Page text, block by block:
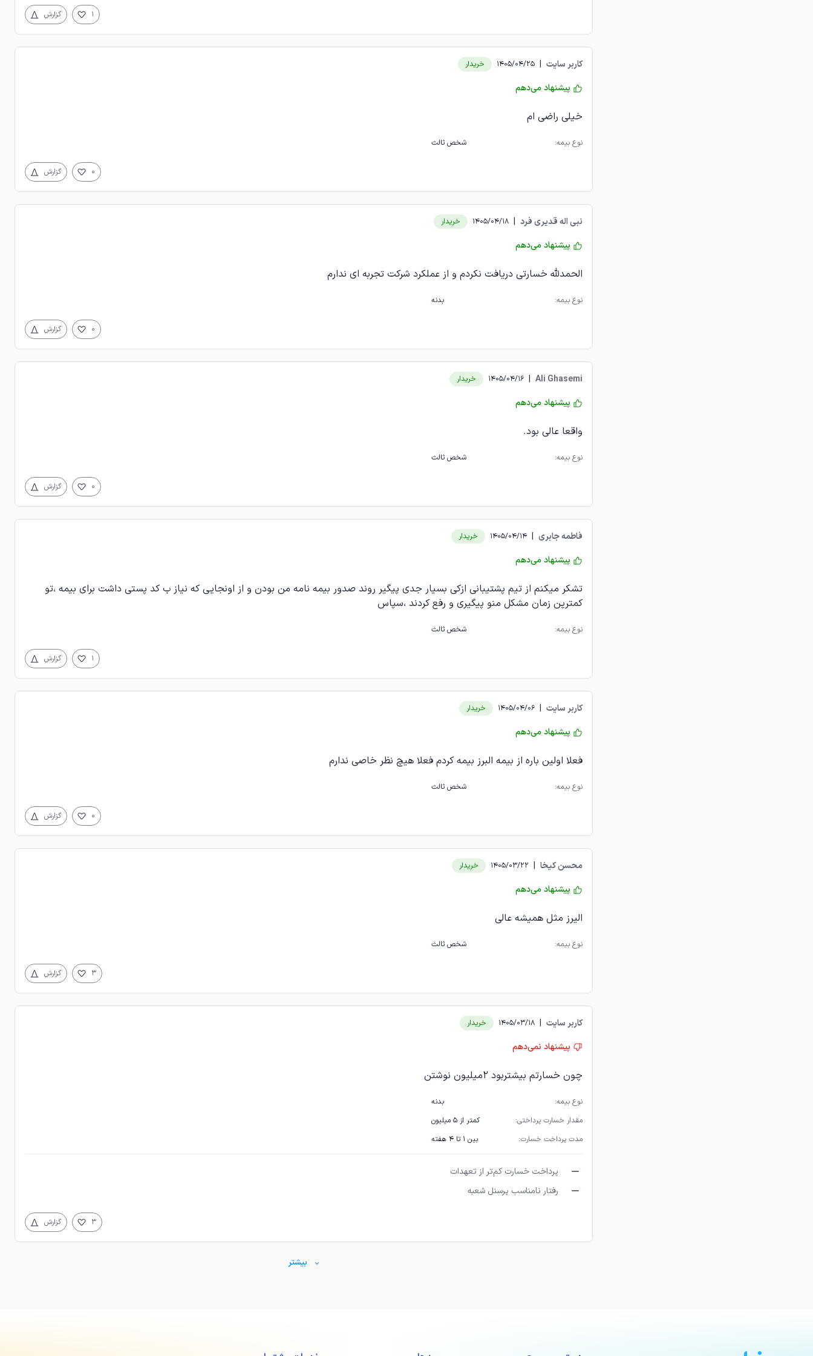
1 گزارش
کاربر سایت |
1405/04/25 خریدار
پیشنهاد می‌دهم
خیلی راضی ام
نوع بیمه: شخص ثالث
0 گزارش
نبی اله قدیری فرد |
1405/04/18 خریدار
پیشنهاد می‌دهم
الحمدلله خسارتی دریافت نکردم و از عملکرد شرکت تجربه ای ندارم
نوع بیمه: بدنه
0 گزارش
Ali Ghasemi
|
1405/04/16 خریدار
پیشنهاد می‌دهم
واقعا عالی بود.
نوع بیمه: شخص ثالث
0 گزارش
فاطمه جابری |
1405/04/14 خریدار
پیشنهاد می‌دهم
تشکر میکنم از تیم پشتیبانی ازکی بسیار جدی پیگیر روند صدور بیمه نامه من بودن و از اونجایی که نیاز ب کد پستی داشت برای بیمه ،تو
کمترین زمان مشکل منو پیگیری و رفع کردند ،سپاس
نوع بیمه: شخص ثالث
1 گزارش
کاربر سایت |
1405/04/06 خریدار
پیشنهاد می‌دهم
فعلا اولین باره از بیمه البرز بیمه کردم فعلا هیچ نظر خاصی ندارم
نوع بیمه: شخص ثالث
0 گزارش
محسن كيخا |
1405/03/22 خریدار
پیشنهاد می‌دهم
الیرز مثل همیشه عالی
نوع بیمه: شخص ثالث
3 گزارش
کاربر سایت |
1405/03/18 خریدار
پیشنهاد نمی‌دهم
چون خسارتم بیشتربود ۲میلیون نوشتن
نوع بیمه:
بدنه
مقدار خسارت پرداختی:
کمتر از ۵ میلیون
مدت پرداخت خسارت:
بین ۱ تا ۴ هفته
پرداخت خسارت کم‌تر از تعهدات
رفتار نامناسب پرسنل شعبه
3 گزارش
بیشتر